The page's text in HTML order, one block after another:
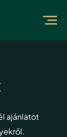
ajánlatot